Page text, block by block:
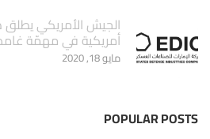
الجيش الأمريكي
أمريكية في مهمّة
مايو 18, 2020
POPULAR POSTS